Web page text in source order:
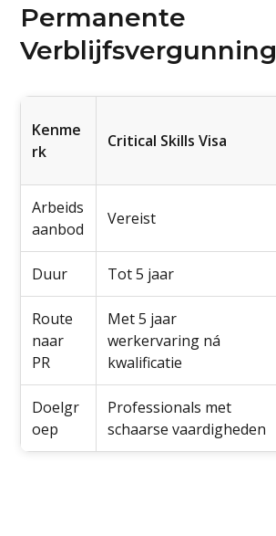
Permanente
Verblijfsvergunning
Kenme
rk
Critical Skills Visa
Arbeids
aanbod
Vereist
Duur Tot 5 jaar
Route
naar
PR
Met 5 jaar
werkervaring ná
kwalificatie
Doelgr
oep
Professionals met
schaarse vaardigheden